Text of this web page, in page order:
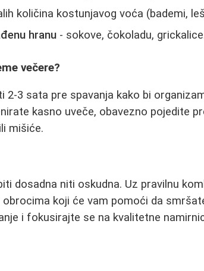
količina kostunjavog voća (bademi,
hranu - sokove, čokoladu,
večere?
2-3 sata pre spavanja kako bi
kasno uveče, obavezno pojedite
mišiće.
dosadna niti oskudna. Uz pravilnu
koji će vam pomoći da
i fokusirajte se na kvalitetne